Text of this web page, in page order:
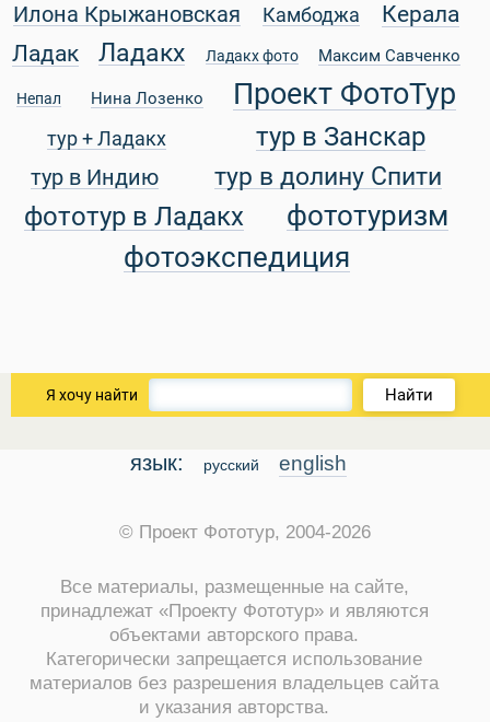
Туры
Илона Крыжановская Камбоджа
Керала
Ладак
Ладакх Ладакх фото Максим Савченко
Непал Нина Лозенко Проект ФотоТур
тур + Ладакх тур в Занскар
тур в Индию тур в долину Спити
фототур в Ладакх
фототуризм
фотоэкспедиция
Я хочу найти Найти
язык: русский english
© Проект Фототур, 2004-2026
Все материалы, размещенные на сайте,
принадлежат «Проекту Фототур» и являются
объектами авторского права.
Категорически запрещается использование
материалов без разрешения владельцев сайта
и указания авторства.